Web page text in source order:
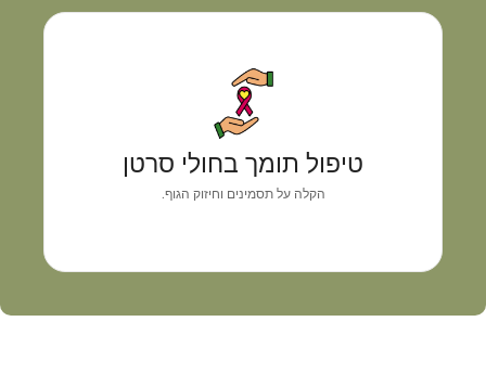
טיפול תומך בחולי סרטן
הקלה על תסמינים וחיזוק הגוף.
טיפול תומך בחולי סרטן
גישה רפואית אישית המשלבת אבחון מדויק, איזון
תסמינים וליווי מקצועי